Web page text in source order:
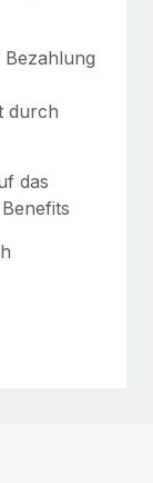
durch
das